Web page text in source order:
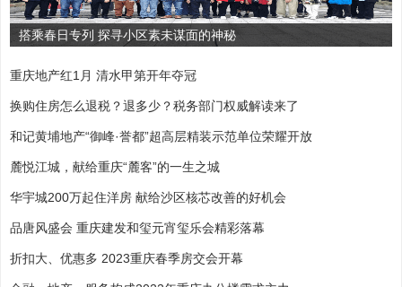
搭乘春日专列 探寻小区素未谋面的神秘
重庆地产红1月 清水甲第开年夺冠
换购住房怎么退税？退多少？税务部门权威解读来了
和记黄埔地产“御峰·誉都”超高层精装示范单位荣耀开放
麓悦江城，献给重庆“麓客”的一生之城
华宇城200万起住洋房 献给沙区核芯改善的好机会
品唐风盛会 重庆建发和玺元宵玺乐会精彩落幕
折扣大、优惠多 2023重庆春季房交会开幕